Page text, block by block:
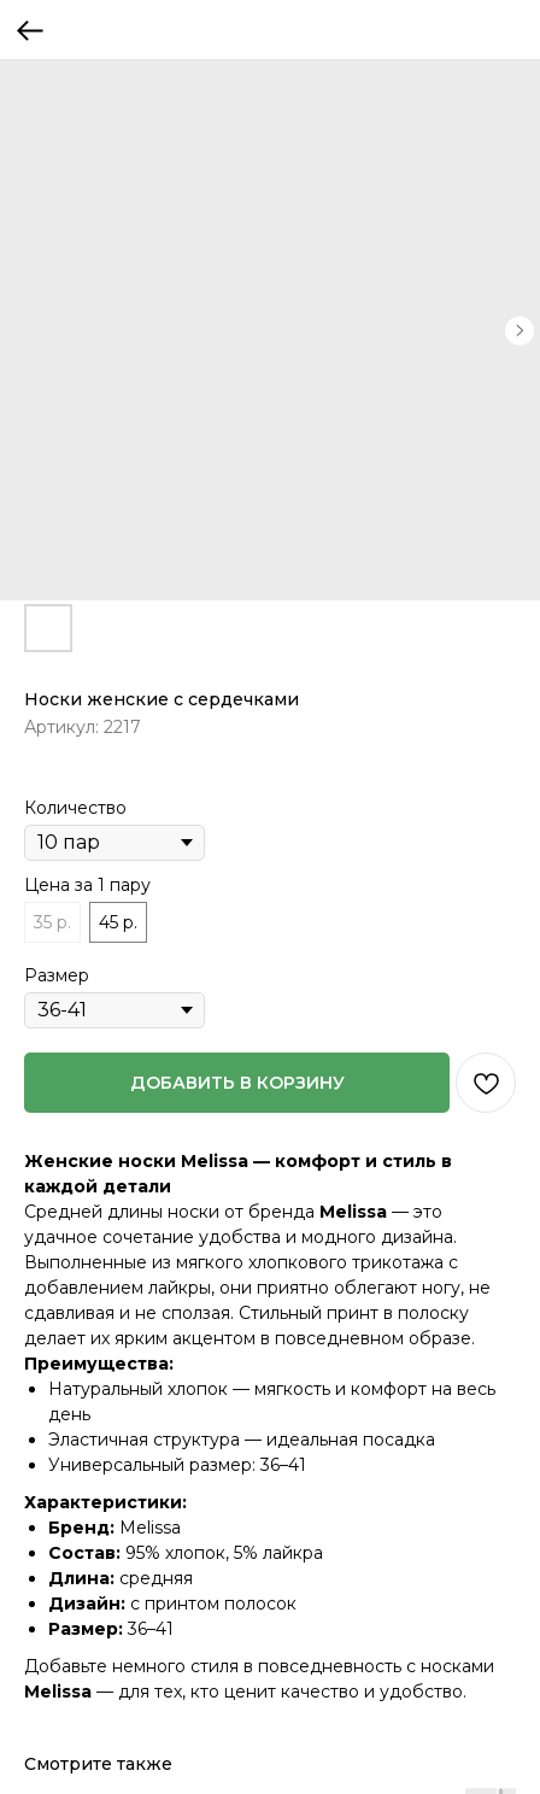
Носки женские с сердечками
Артикул: 2217
Количество
Цена за 1 пару
35 р.
45 р.
Размер
ДОБАВИТЬ В КОРЗИНУ
Женские носки Melissa — комфорт и стиль в
каждой детали
Средней длины носки от бренда Melissa — это
удачное сочетание удобства и модного дизайна.
Выполненные из мягкого хлопкового трикотажа с
добавлением лайкры, они приятно облегают ногу, не
сдавливая и не сползая. Стильный принт в полоску
делает их ярким акцентом в повседневном образе.
Преимущества:
Натуральный хлопок — мягкость и комфорт на весь
день
Эластичная структура — идеальная посадка
Универсальный размер: 36–41
Характеристики:
Бренд: Melissa
Состав: 95% хлопок, 5% лайкра
Длина: средняя
Дизайн: с принтом полосок
Размер:36–41
Добавьте немного стиля в повседневность с носками
Melissa — для тех, кто ценит качество и удобство.
Смотрите также